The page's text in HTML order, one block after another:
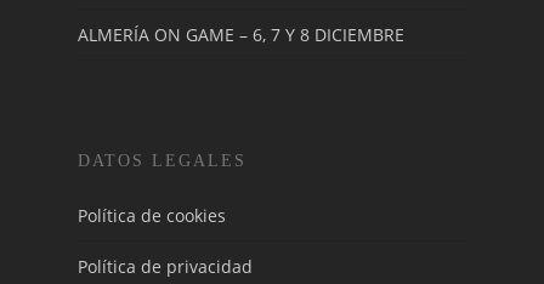
ALMERÍA ON GAME – 6, 7 Y 8 DICIEMBRE
DATOS LEGALES
Política de cookies
Política de privacidad